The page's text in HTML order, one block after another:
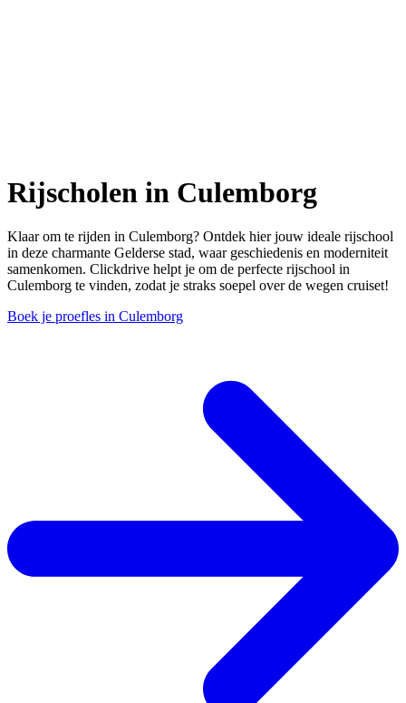
Rijscholen in Culemborg
Klaar om te rijden in Culemborg? Ontdek hier jouw ideale rijschool
in deze charmante Gelderse stad, waar geschiedenis en moderniteit
samenkomen. Clickdrive helpt je om de perfecte rijschool in
Culemborg te vinden, zodat je straks soepel over de wegen cruiset!
Boek je proefles in Culemborg